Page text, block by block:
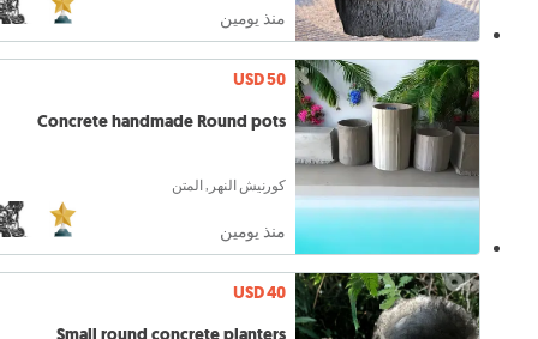
منذ يومين
USD 50
Concrete handmade Round pots
كورنيش النهر, المتن
منذ يومين
USD 40